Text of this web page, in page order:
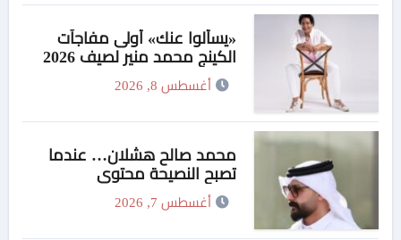
«يسألوا عنك» أولى مفاجآت
الكينج محمد منير لصيف 2026
أغسطس 8, 2026
محمد صالح هشلان… عندما
تصبح النصيحة محتوى
أغسطس 7, 2026